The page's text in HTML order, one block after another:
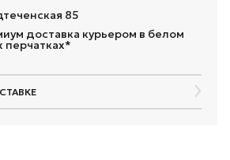
85
доставка курьером в белом
перчатках*